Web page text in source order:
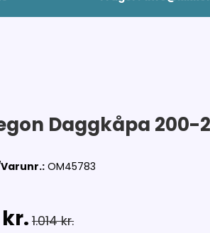
Daggkåpa 200-
OM45783
1.014 kr.